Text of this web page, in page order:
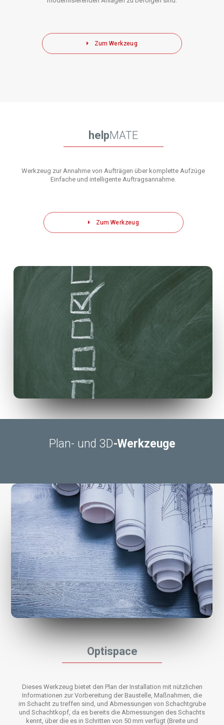
Zum Werkzeug
helpMATE
Werkzeug zur Annahme von Aufträgen über komplette Aufzüge
Einfache und intelligente Auftragsannahme.
Zum Werkzeug
Plan- und 3D-Werkzeuge
Optispace
Dieses Werkzeug bietet den Plan der Installation mit nützlichen
Informationen zur Vorbereitung der Baustelle, Maßnahmen, die
im Schacht zu treffen sind, und Abmessungen von Schachtgrube
und Schachtkopf, da es bereits die Abmessungen des Schachts
kennt, über die es in Schritten von 50 mm verfügt (Breite und